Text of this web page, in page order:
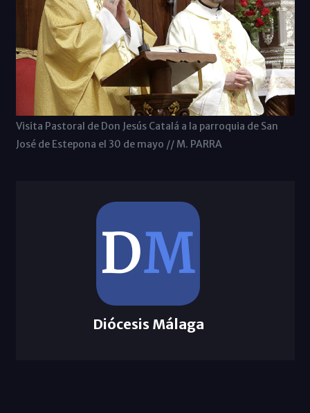
Visita Pastoral de Don Jesús Catalá a la parroquia de San
José de Estepona el 30 de mayo // M. PARRA
Diócesis Málaga